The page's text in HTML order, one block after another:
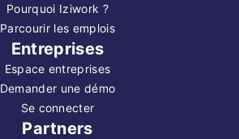
Pourquoi Iziwork ?
Parcourir les emplois
Entreprises
Espace entreprises
Demander une démo
Se connecter
Partners